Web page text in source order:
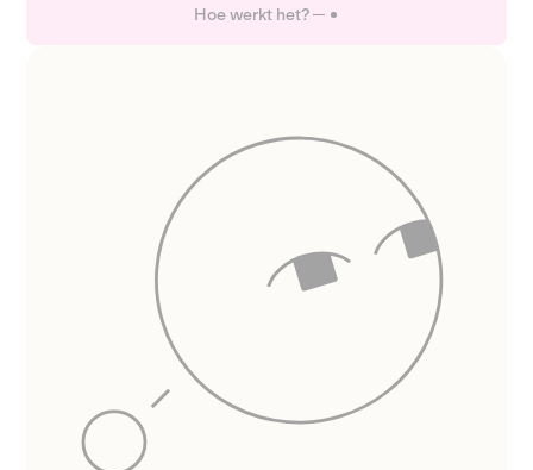
Hoe werkt het?